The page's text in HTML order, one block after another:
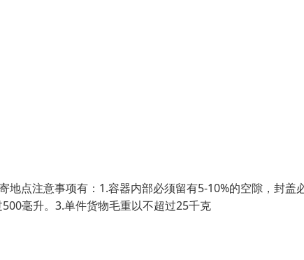
点注意事项有：1.容器内部必须留有5-10%的空隙，封盖
毫升。3.单件货物毛重以不超过25千克